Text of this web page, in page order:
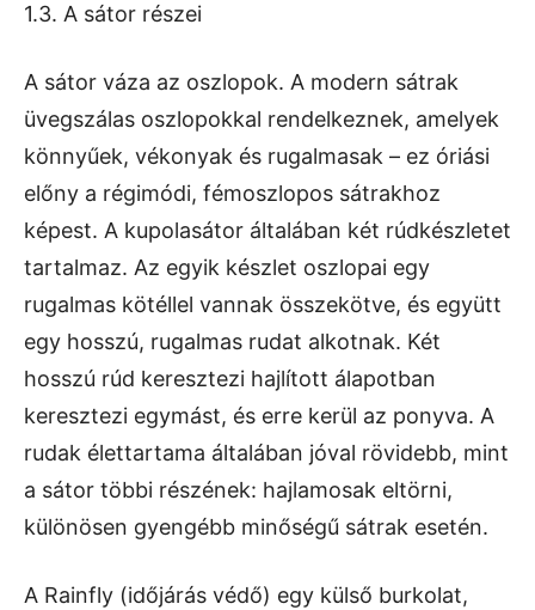
1.3. A sátor részei
A sátor váza az oszlopok. A modern sátrak
üvegszálas oszlopokkal rendelkeznek, amelyek
könnyűek, vékonyak és rugalmasak – ez óriási
előny a régimódi, fémoszlopos sátrakhoz
képest. A kupolasátor általában két rúdkészletet
tartalmaz. Az egyik készlet oszlopai egy
rugalmas kötéllel vannak összekötve, és együtt
egy hosszú, rugalmas rudat alkotnak. Két
hosszú rúd keresztezi hajlított álapotban
keresztezi egymást, és erre kerül az ponyva. A
rudak élettartama általában jóval rövidebb, mint
a sátor többi részének: hajlamosak eltörni,
különösen gyengébb minőségű sátrak esetén.
A Rainfly (időjárás védő) egy külső burkolat,